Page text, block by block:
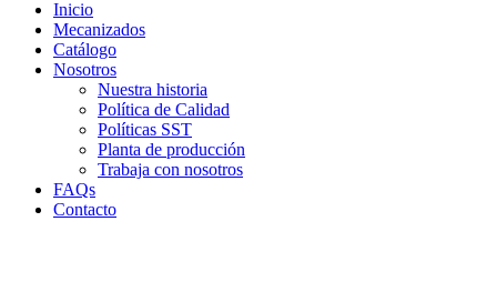
Inicio
Mecanizados
Catálogo
Nosotros
Nuestra historia
Política de Calidad
Políticas SST
Planta de producción
Trabaja con nosotros
FAQs
Contacto